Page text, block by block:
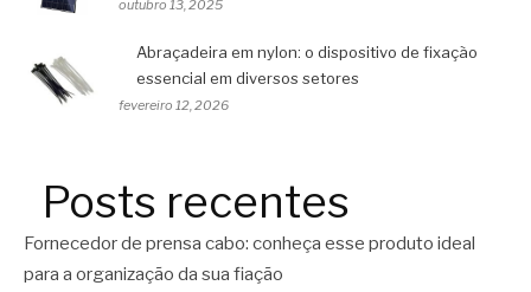
outubro 13, 2025
Abraçadeira em nylon: o dispositivo de fixação
essencial em diversos setores
fevereiro 12, 2026
Posts recentes
Fornecedor de prensa cabo: conheça esse produto ideal
para a organização da sua fiação